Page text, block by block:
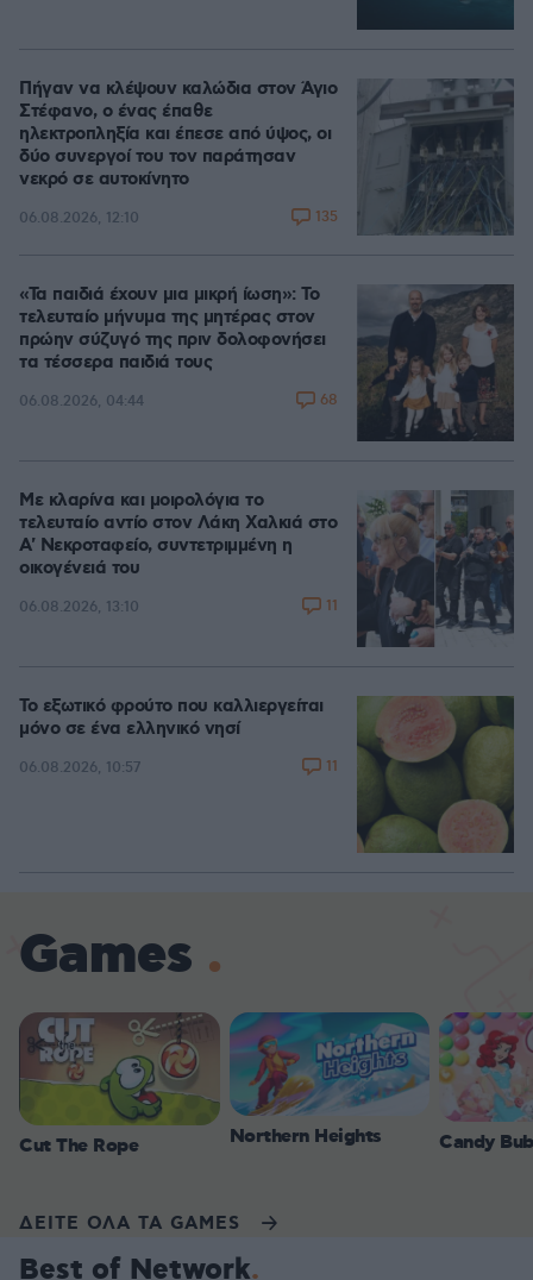
Πήγαν να κλέψουν καλώδια στον Άγιο
Στέφανο, ο ένας έπαθε
ηλεκτροπληξία και έπεσε από ύψος, οι
δύο συνεργοί του τον παράτησαν
νεκρό σε αυτοκίνητο
06.08.2026, 12:10 135
«Τα παιδιά έχουν μια μικρή ίωση»: Το
τελευταίο μήνυμα της μητέρας στον
πρώην σύζυγό της πριν δολοφονήσει
τα τέσσερα παιδιά τους
06.08.2026, 04:44 68
Με κλαρίνα και μοιρολόγια το
τελευταίο αντίο στον Λάκη Χαλκιά στο
A' Νεκροταφείο, συντετριμμένη η
οικογένειά του
06.08.2026, 13:10 11
Το εξωτικό φρούτο που καλλιεργείται
μόνο σε ένα ελληνικό νησί
06.08.2026, 10:57 11
Games
Cut The Rope Northern Heights Candy
ΔΕΙΤΕ ΟΛΑ ΤΑ GAMES
Best of Network